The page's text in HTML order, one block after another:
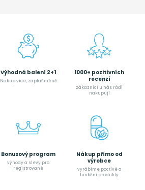
Výhodná balení 2+1
Nakup více, zaplať méně
1000+ pozitivních
recenzí
zákazníci u nás rádi
nakupují
Bonusový program
výhody a slevy pro
registrované
Nákup přímo od
výrobce
vyrábíme poctívé a
funkční produkty